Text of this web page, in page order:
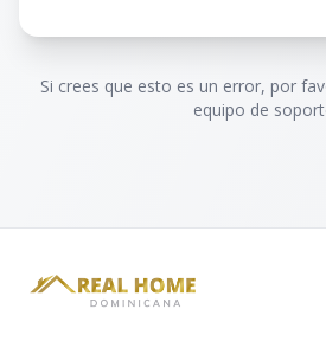
Si crees que esto es un error, por
equipo de